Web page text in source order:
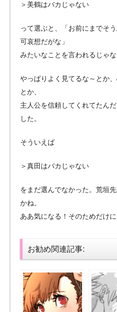
＞美鶴はバカじゃない
って選ぶと、「お前にまでそ
可哀想だがな」
みたいなことを言われるじゃな
やっぱりよく見てるな～とか
とか、
主人公を信頼してくれてたん
した。
そういえば
＞真田はバカじゃない
をまだ選んでなかった。荒垣
かね。
ああ気になる！そのためだけ
お勧め関連記事: